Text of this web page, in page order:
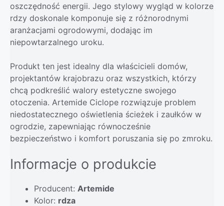
oszczędność energii. Jego stylowy wygląd w kolorze
rdzy doskonale komponuje się z różnorodnymi
aranżacjami ogrodowymi, dodając im
niepowtarzalnego uroku.
Produkt ten jest idealny dla właścicieli domów,
projektantów krajobrazu oraz wszystkich, którzy
chcą podkreślić walory estetyczne swojego
otoczenia. Artemide Ciclope rozwiązuje problem
niedostatecznego oświetlenia ścieżek i zaułków w
ogrodzie, zapewniając równocześnie
bezpieczeństwo i komfort poruszania się po zmroku.
Informacje o produkcie
Producent: Artemide
Kolor: rdza